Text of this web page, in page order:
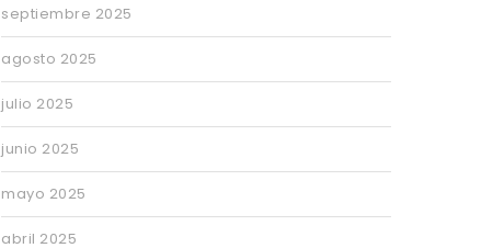
septiembre 2025
agosto 2025
julio 2025
junio 2025
mayo 2025
abril 2025